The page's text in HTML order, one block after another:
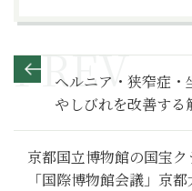
ヘルニア・狭窄症
やしびれを改善す
【川口陽海の腰痛改
京都国立博物館の国宝ク
「国際博物館会議」京